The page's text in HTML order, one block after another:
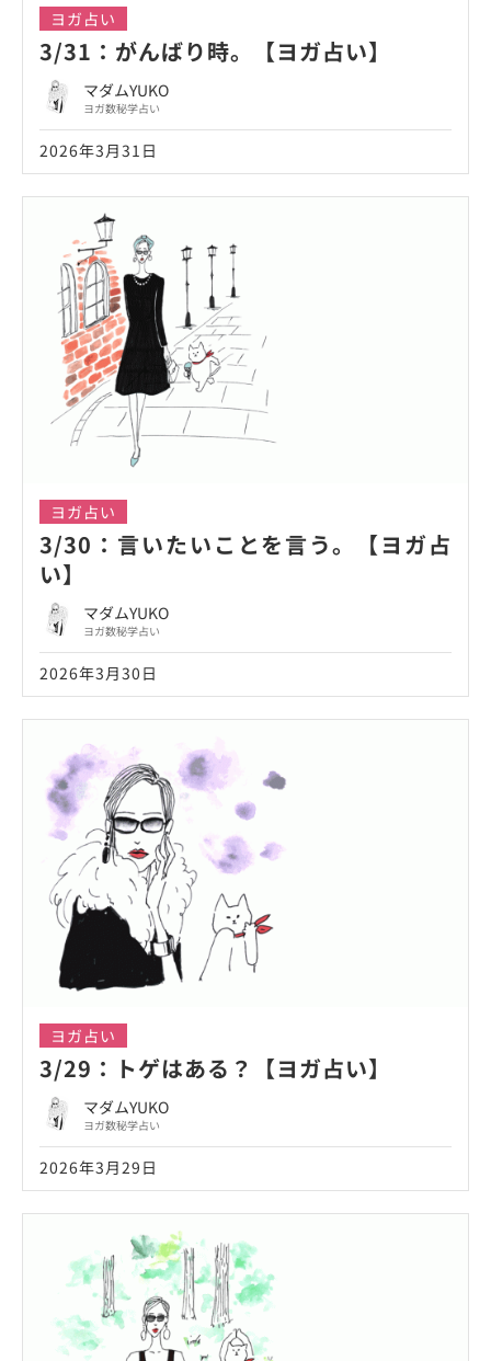
ヨガ占い
3/31：がんばり時。【ヨガ占い】
マダムYUKO
ヨガ数秘学占い
2026年3月31日
ヨガ占い
3/30：言いたいことを言う。【ヨガ占
い】
マダムYUKO
ヨガ数秘学占い
2026年3月30日
ヨガ占い
3/29：トゲはある？【ヨガ占い】
マダムYUKO
ヨガ数秘学占い
2026年3月29日